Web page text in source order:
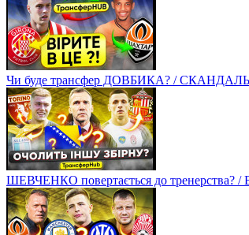
Чи буде трансфер ДОВБИКА? /
ШЕВЧЕНКО повертається до тренерства?